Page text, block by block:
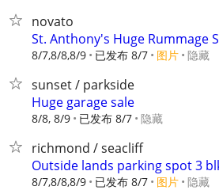
novato
St. Anthony's Huge Rummage
8/7,8/8,8/9 已发布 8/7 图片 隐藏
sunset / parkside
Huge garage sale
8/8, 8/9 已发布 8/7 隐藏
richmond / seacliff
Outside lands parking spot 3
8/7,8/8,8/9 已发布 8/7 图片 隐藏